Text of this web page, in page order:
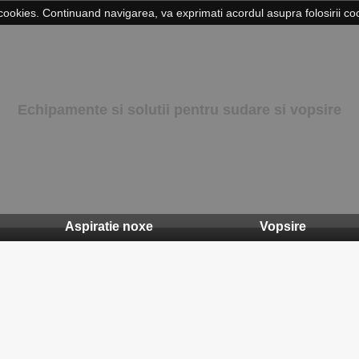
Continuand navigarea, va exprimati acordul asupra folosirii
Echipamente si solutii pentru sudare si vopsire
Aspiratie noxe Vopsire